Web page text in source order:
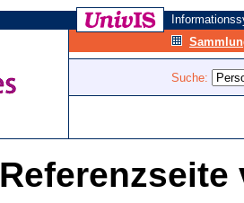
Suche:
Referenzseite